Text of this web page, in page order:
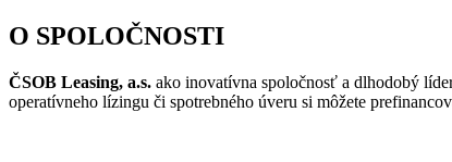
O SPOLOČNOSTI
ČSOB Leasing, a.s. ako inovatívna spoločnosť a dlhodobý
operatívneho lízingu či spotrebného úveru si môžete